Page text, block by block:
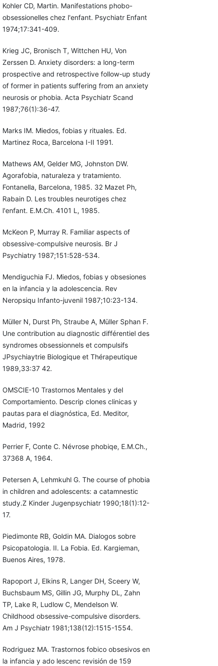
Kohler CD, Martin. Manifestations phobo-
obsessionelles chez l'enfant. Psychiatr Enfant
1974;17:341-409.
Krieg JC, Bronisch T, Wittchen HU, Von
Zerssen D. Anxiety disorders: a long-term
prospective and retrospective follow-up study
of former in patients suffering from an anxiety
neurosis or phobia. Acta Psychiatr Scand
1987;76(1):36-47.
Marks IM. Miedos, fobias y rituales. Ed.
Martinez Roca, Barcelona I-II 1991.
Mathews AM, Gelder MG, Johnston DW.
Agorafobia, naturaleza y tratamiento.
Fontanella, Barcelona, 1985. 32 Mazet Ph,
Rabain D. Les troubles neurotiges chez
l'enfant. E.M.Ch. 4101 L, 1985.
McKeon P, Murray R. Familiar aspects of
obsessive-compulsive neurosis. Br J
Psychiatry 1987;151:528-534.
Mendiguchia FJ. Miedos, fobias y obsesiones
en la infancia y la adolescencia. Rev
Neropsiqu Infanto-juvenil 1987;10:23-134.
Müller N, Durst Ph, Straube A, Müller Sphan F.
Une contribution au diagnostic différentiel des
syndromes obsessionnels et compulsifs
JPsychiaytrie Biologique et Thérapeutique
1989,33:37 42.
OMSCIE-10 Trastornos Mentales y del
Comportamiento. Descrip clones clinicas y
pautas para el diagnóstica, Ed. Meditor,
Madrid, 1992
Perrier F, Conte C. Névrose phobiqe, E.M.Ch.,
37368 A, 1964.
Petersen A, Lehmkuhl G. The course of phobia
in children and adolescents: a catamnestic
study.Z Kinder Jugenpsychiatr 1990;18(1):12-
17.
Piedimonte RB, Goldin MA. Dialogos sobre
Psicopatologia. II. La Fobia. Ed. Kargieman,
Buenos Aires, 1978.
Rapoport J, Elkins R, Langer DH, Sceery W,
Buchsbaum MS, Gillin JG, Murphy DL, Zahn
TP, Lake R, Ludlow C, Mendelson W.
Childhood obsessive-compulsive disorders.
Am J Psychiatr 1981;138(12):1515-1554.
Rodriguez MA. Trastornos fobico obsesivos en
la infancia y ado lescenc revisión de 159